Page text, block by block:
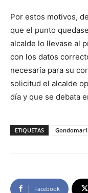
Por estos motivos,
que el punto
alcalde lo llevase al
con los datos
necesaria para su
solicitud el alcalde
día y que se debata
ETIQUETAS Gondomar1
Facebook